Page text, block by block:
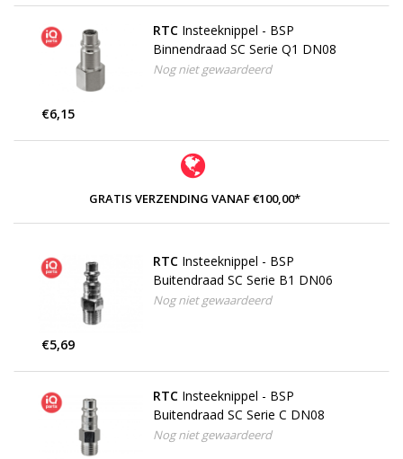
RTC Insteeknippel - BSP
Binnendraad SC Serie Q1 DN08
Nog niet gewaardeerd
€6,15
GRATIS VERZENDING VANAF €100,00*
RTC Insteeknippel - BSP
Buitendraad SC Serie B1 DN06
Nog niet gewaardeerd
€5,69
RTC Insteeknippel - BSP
Buitendraad SC Serie C DN08
Nog niet gewaardeerd